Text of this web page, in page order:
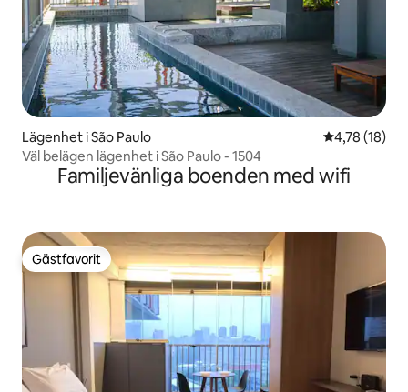
Lägenhet i São Paulo 4,78 av 5 i
4,78 (18)
Väl belägen lägenhet i São Paulo - 1504
Familjevänliga boenden med wifi
Gästfavorit
Gästfavorit